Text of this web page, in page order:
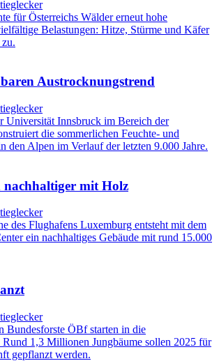
für Österreichs Wälder erneut hohe
Belastungen: Hitze, Stürme und Käfer
Austrocknungstrend
Universität Innsbruck im Bereich der
die sommerlichen Feuchte- und
den Alpen im Verlauf der letzten 9.000 Jahre.
mit Holz
des Flughafens Luxemburg entsteht mit dem
ein nachhaltiges Gebäude mit rund 15.000
Bundesforste ÖBf starten in die
1,3 Millionen Jungbäume sollen 2025 für
gepflanzt werden.